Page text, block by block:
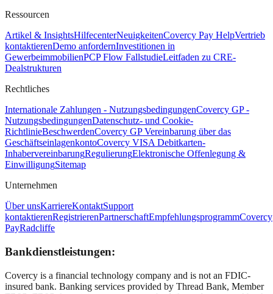
Ressourcen
Artikel & InsightsHilfecenterNeuigkeitenCovercy Pay HelpVertrieb
kontaktierenDemo anfordernInvestitionen in
GewerbeimmobilienPCP Flow FallstudieLeitfaden zu CRE-
Dealstrukturen
Rechtliches
Internationale Zahlungen - NutzungsbedingungenCovercy GP -
NutzungsbedingungenDatenschutz- und Cookie-
RichtlinieBeschwerdenCovercy GP Vereinbarung über das
GeschäftseinlagenkontoCovercy VISA Debitkarten-
InhabervereinbarungRegulierungElektronische Offenlegung &
EinwilligungSitemap
Unternehmen
Über unsKarriereKontaktSupport
kontaktierenRegistrierenPartnerschaftEmpfehlungsprogrammCovercy
PayRadcliffe
Bankdienstleistungen:
Covercy is a financial technology company and is not an FDIC-
insured bank. Banking services provided by Thread Bank, Member